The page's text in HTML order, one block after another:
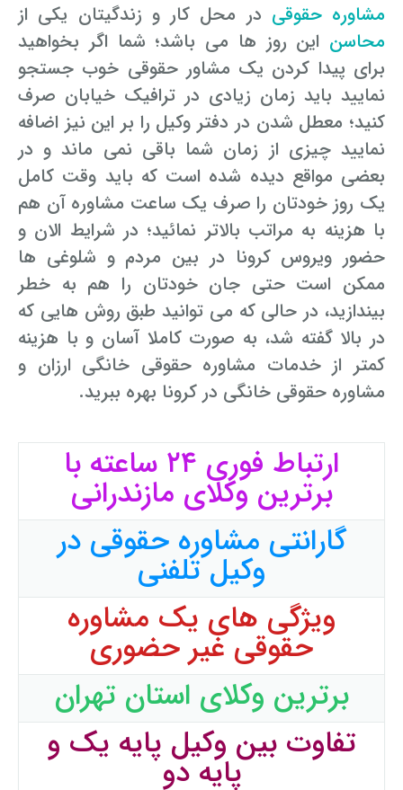
مشاوره حقوقی در محل کار و زندگیتان یکی از
محاسن این روز ها می باشد؛ شما اگر بخواهید
برای پیدا کردن یک مشاور حقوقی خوب جستجو
نمایید باید زمان زیادی در ترافیک خیابان صرف
کنید؛ معطل شدن در دفتر وکیل را بر این نیز اضافه
نمایید چیزی از زمان شما باقی نمی ماند و در
بعضی مواقع دیده شده است که باید وقت کامل
یک روز خودتان را صرف یک ساعت مشاوره آن هم
با هزینه به مراتب بالاتر نمائید؛ در شرایط الان و
حضور ویروس کرونا در بین مردم و شلوغی ها
ممکن است حتی جان خودتان را هم به خطر
بیندازید، در حالی که می توانید طبق روش هایی که
در بالا گفته شد، به صورت کاملا آسان و با هزینه
کمتر از خدمات مشاوره حقوقی خانگی ارزان و
مشاوره حقوقی خانگی در کرونا بهره ببرید.
ارتباط فوری ۲۴ ساعته با
برترین وکلای مازندرانی
گارانتی مشاوره حقوقی در
وکیل تلفنی
ویژگی های یک مشاوره
حقوقی غیر حضوری
برترین وکلای استان تهران
تفاوت بین وکیل پایه یک و
پایه دو